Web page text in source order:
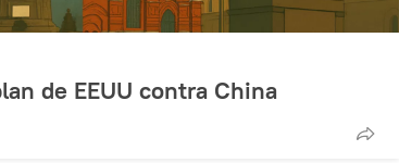
de EEUU contra China